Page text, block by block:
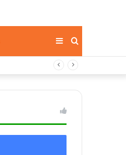
Sidebar